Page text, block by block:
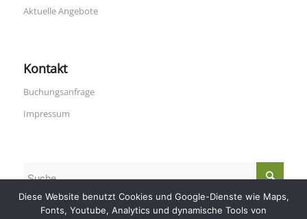
Aktuelle Angebote
Kontakt
Buchungsanfrage
Impressum
Diese Website benutzt Cookies und Google-Dienste wie Maps,
Fonts, Youtube, Analytics und dynamische Tools von